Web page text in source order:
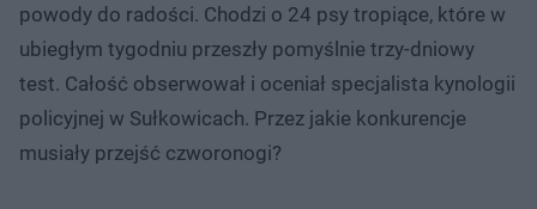
powody do radości. Chodzi o 24 psy tropiące, które w
ubiegłym tygodniu przeszły pomyślnie trzy-dniowy
test. Całość obserwował i oceniał specjalista kynologii
policyjnej w Sułkowicach. Przez jakie konkurencje
musiały przejść czworonogi?